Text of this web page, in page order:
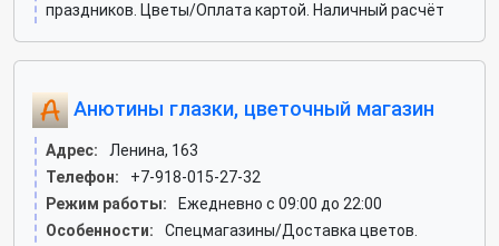
праздников. Цветы/Оплата картой. Наличный расчёт
Анютины глазки, цветочный магазин
Адрес:
Ленина, 163
Телефон:
+7-918-015-27-32
Режим работы:
Ежедневно с 09:00 до 22:00
Особенности:
Спецмагазины/Доставка цветов.